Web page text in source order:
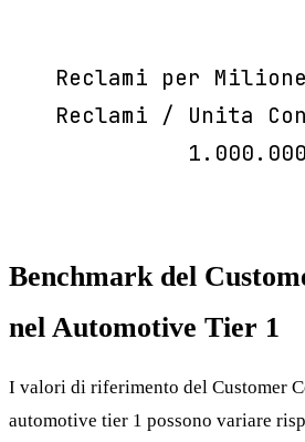
Reclami per
Reclami / Unita
1.000.000
Benchmark del
nel Automotive Tier 1
I valori di riferimento del Customer
automotive tier 1 possono variare